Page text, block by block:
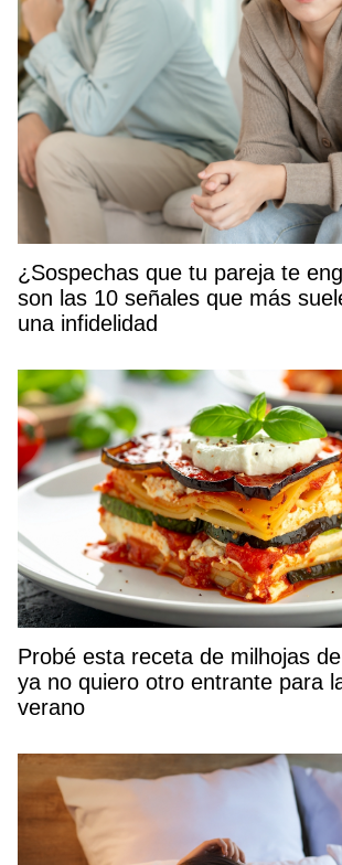
¿Sospechas que tu pareja te
son las 10 señales que más
una infidelidad
Probé esta receta de milhojas
ya no quiero otro entrante para
verano